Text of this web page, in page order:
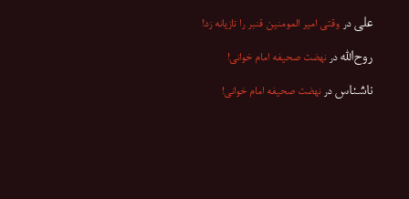
علی در وقتی امیر المومنین قنبر را تازیانه زد!
روح‌الله درنهضت صحیفه امام خوانی!
ناشناس درنهضت صحیفه امام خوانی!